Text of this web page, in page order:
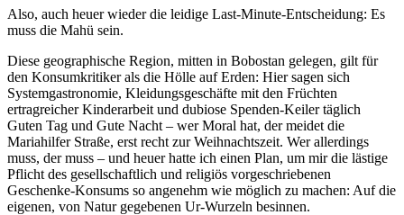
Also, auch heuer wieder die leidige Last-Minute-Entscheidung: Es
muss die Mahü sein.
Diese geographische Region, mitten in Bobostan gelegen, gilt für
den Konsumkritiker als die Hölle auf Erden: Hier sagen sich
Systemgastronomie, Kleidungsgeschäfte mit den Früchten
ertragreicher Kinderarbeit und dubiose Spenden-Keiler täglich
Guten Tag und Gute Nacht – wer Moral hat, der meidet die
Mariahilfer Straße, erst recht zur Weihnachtszeit. Wer allerdings
muss, der muss – und heuer hatte ich einen Plan, um mir die lästige
Pflicht des gesellschaftlich und religiös vorgeschriebenen
Geschenke-Konsums so angenehm wie möglich zu machen: Auf die
eigenen, von Natur gegebenen Ur-Wurzeln besinnen.